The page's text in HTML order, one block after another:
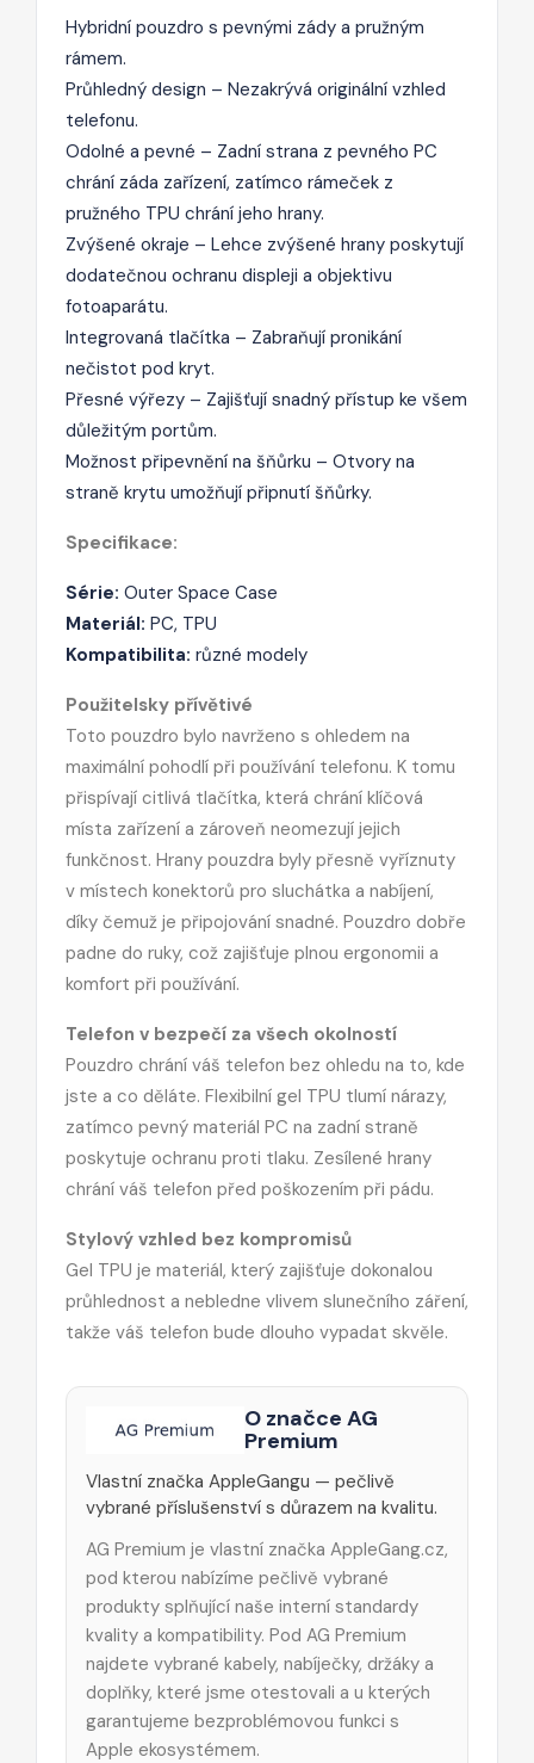
Hybridní pouzdro s pevnými zády a pružným
rámem.
Průhledný design – Nezakrývá originální vzhled
telefonu.
Odolné a pevné – Zadní strana z pevného PC
chrání záda zařízení, zatímco rámeček z
pružného TPU chrání jeho hrany.
Zvýšené okraje – Lehce zvýšené hrany poskytují
dodatečnou ochranu displeji a objektivu
fotoaparátu.
Integrovaná tlačítka – Zabraňují pronikání
nečistot pod kryt.
Přesné výřezy – Zajišťují snadný přístup ke všem
důležitým portům.
Možnost připevnění na šňůrku – Otvory na
straně krytu umožňují připnutí šňůrky.
Specifikace:
Série: Outer Space Case
Materiál: PC, TPU
Kompatibilita: různé modely
Použitelsky přívětivé
Toto pouzdro bylo navrženo s ohledem na
maximální pohodlí při používání telefonu. K tomu
přispívají citlivá tlačítka, která chrání klíčová
místa zařízení a zároveň neomezují jejich
funkčnost. Hrany pouzdra byly přesně vyříznuty
v místech konektorů pro sluchátka a nabíjení,
díky čemuž je připojování snadné. Pouzdro dobře
padne do ruky, což zajišťuje plnou ergonomii a
komfort při používání.
Telefon v bezpečí za všech okolností
Pouzdro chrání váš telefon bez ohledu na to, kde
jste a co děláte. Flexibilní gel TPU tlumí nárazy,
zatímco pevný materiál PC na zadní straně
poskytuje ochranu proti tlaku. Zesílené hrany
chrání váš telefon před poškozením při pádu.
Stylový vzhled bez kompromisů
Gel TPU je materiál, který zajišťuje dokonalou
průhlednost a nebledne vlivem slunečního záření,
takže váš telefon bude dlouho vypadat skvěle.
O značce AG
Premium
Vlastní značka AppleGangu — pečlivě
vybrané příslušenství s důrazem na kvalitu.
AG Premium je vlastní značka AppleGang.cz,
pod kterou nabízíme pečlivě vybrané
produkty splňující naše interní standardy
kvality a kompatibility. Pod AG Premium
najdete vybrané kabely, nabíječky, držáky a
doplňky, které jsme otestovali a u kterých
garantujeme bezproblémovou funkci s
Apple ekosystémem.